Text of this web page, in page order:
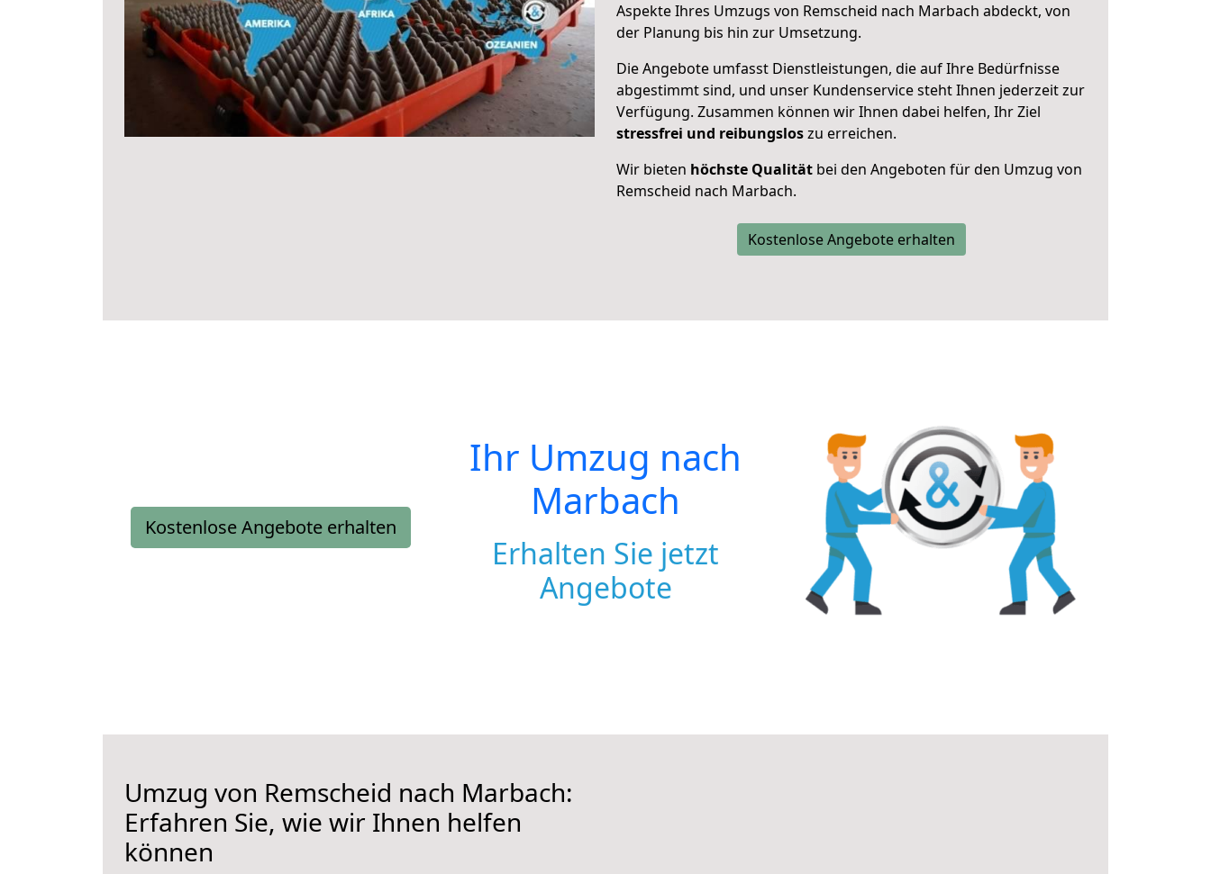
Aspekte Ihres Umzugs von Remscheid nach Marbach abdeckt, von
der Planung bis hin zur Umsetzung.
Die Angebote umfasst Dienstleistungen, die auf Ihre Bedürfnisse
abgestimmt sind, und unser Kundenservice steht Ihnen jederzeit zur
Verfügung. Zusammen können wir Ihnen dabei helfen, Ihr Ziel
stressfrei und reibungsloszu erreichen.
Wir bieten höchste Qualität bei den Angeboten für den Umzug von
Remscheid nach Marbach.
Kostenlose Angebote erhalten
Kostenlose Angebote erhalten
Ihr Umzug nach
Marbach
Erhalten Sie jetzt
Angebote
Umzug von Remscheid nach Marbach:
Erfahren Sie, wie wir Ihnen helfen
können